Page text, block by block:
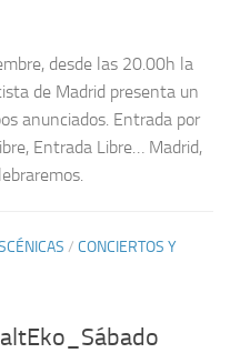
desde las 20.00h la
de Madrid presenta un
anunciados. Entrada por
Entrada Libre… Madrid,
/ CONCIERTOS Y